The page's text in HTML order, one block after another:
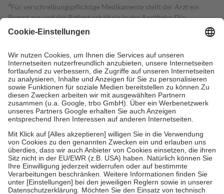
4Für verschreibungspflichtige Medikamente stellt der Arzt ein
Rezept aus und der Patient erhält sie in der Apotheke. Die
gesetzliche Krankenversicherung übernimmt in der Regel die
Kosten dafür, der Versicherte trägt einen Teil davon als Zuzahlung
Grundsätzlich leisten Mitglieder Zuzahlungen in Höhe von zehn
Prozent des Abgabepreises,mindestens jedochfünf Euround
höchstens zehn Euro.Es sind jedoch nie mehr als die tatsächlichen
Kosten der Leistung zu entrichten.
Diese Regeln gelten grundsätzlich auch für Online-Apotheken.
Bei Heilmitteln und häuslicher Krankenpflege beträgt die
Zuzahlung zehn Prozent der Kosten sowie zehn Euro je
Verordnung.
Um das Engagement der Versicherten für ihre eigene Gesundheit zu
stärken und die besondere Stellung der Familie zu unterstützen,
fallenkeine Zuzahlungenan bei:
• Kindern und Jugendlichen bis zum vollendeten 18. Lebensjahr
mit Ausnahme der Fahrkosten